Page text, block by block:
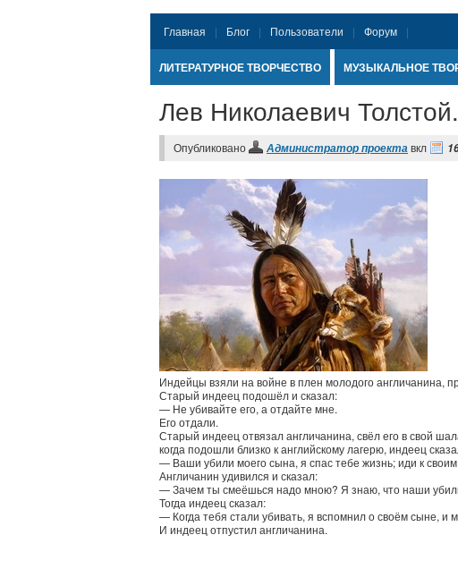
Главная Блог Пользователи Форум
ЛИТЕРАТУРНОЕ ТВОРЧЕСТВО МУЗЫКАЛЬНОЕ
Лев Николаевич
Опубликовано Администратор проектавкл
Индейцы взяли на войне в плен молодого англичанина,
Старый индеец подошёл и сказал:
— Не убивайте его, а отдайте мне.
Его отдали.
Старый индеец отвязал англичанина, свёл его в свой
когда подошли близко к английскому лагерю, индеец
— Ваши убили моего сына, я спас тебе жизнь; иди к своим
Англичанин удивился и сказал:
— Зачем ты смеёшься надо мною? Я знаю, что наши
Тогда индеец сказал:
— Когда тебя стали убивать, я вспомнил о своём сыне, и
И индеец отпустил англичанина.